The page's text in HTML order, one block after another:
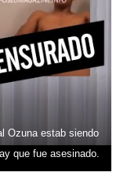
Ozuna estab siendo
que fue asesinado.